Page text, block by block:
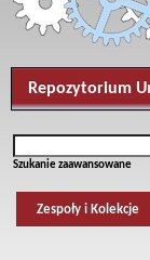
Repozytorium
Szukanie zaawansowane
Zespoły i Kolekcje